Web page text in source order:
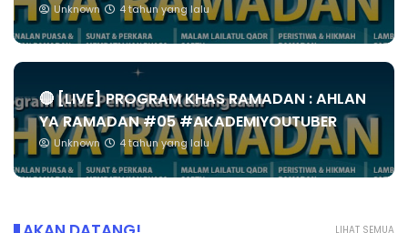
Unknown 4 tahun yang lalu
🔴 [LIVE] PROGRAM KHAS RAMADAN : AHLAN
YA RAMADAN #05 #AKADEMIYOUTUBER
Unknown 4 tahun yang lalu
LIHAT SEMUA